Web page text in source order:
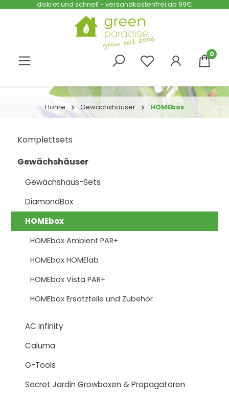
Zum Hauptinhalt springen
diskret und schnell - versandkostenfrei ab 99€
0
Home Gewächshäuser HOMEbox
Komplettsets
Gewächshäuser
Gewächshaus-Sets
DiamondBox
HOMEbox
HOMEbox Ambient PAR+
HOMEbox HOMElab
HOMEbox Vista PAR+
HOMEbox Ersatzteile und Zubehör
AC Infinity
Caluma
G-Tools
Secret Jardin Growboxen & Propagatoren